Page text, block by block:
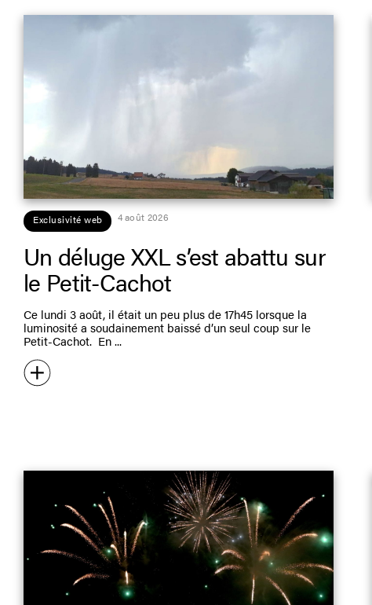
Exclusivité web 4 août 2026
Un déluge XXL s’est abattu sur
le Petit-Cachot
Ce lundi 3 août, il était un peu plus de 17h45 lorsque la
luminosité a soudainement baissé d’un seul coup sur le
Petit-Cachot. En